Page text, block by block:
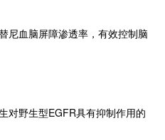
尼血脑屏障渗透率，有效控制脑
对野生型EGFR具有抑制作用的